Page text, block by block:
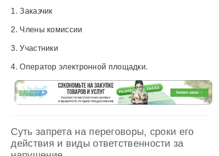
1. Заказчик
2. Члены комиссии
3. Участники
4. Оператор электронной площадки.
Суть запрета на переговоры, сроки его
действия и виды ответственности за